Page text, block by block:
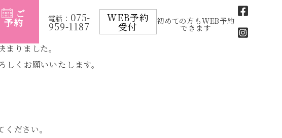
ご
予約 電話： 075-
959-1187
WEB予約
受付 初めての方もWEB予約
できます
りました。
しくお願いいたします。
ださい。